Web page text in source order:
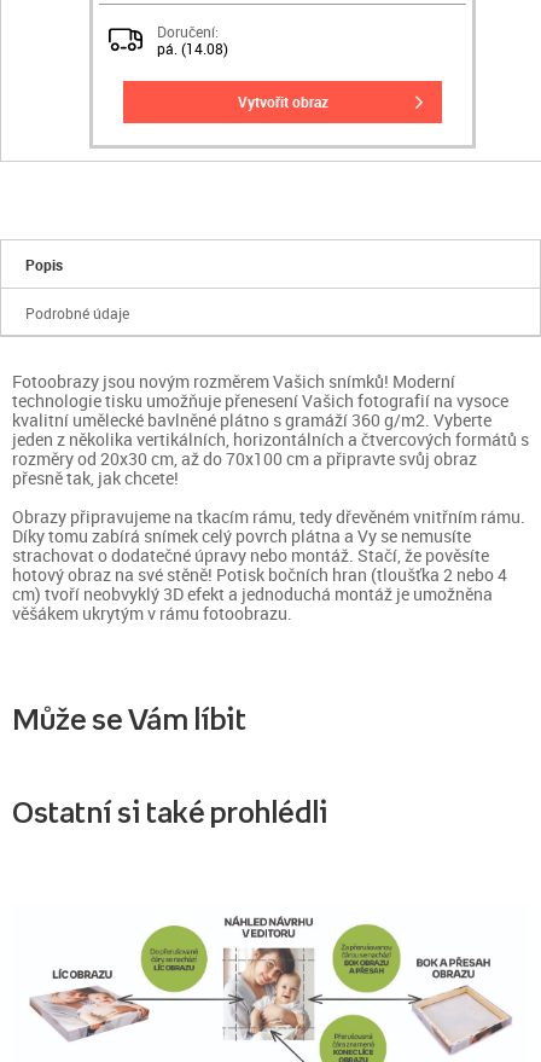
Doručení:
pá. (14.08)
vytvořit obraz
Popis
Podrobné údaje
Fotoobrazy jsou novým rozměrem Vašich snímků! Moderní
technologie tisku umožňuje přenesení Vašich fotografií na vysoce
kvalitní umělecké bavlněné plátno s gramáží 360 g/m2. Vyberte
jeden z několika vertikálních, horizontálních a čtvercových formátů s
rozměry od 20x30 cm, až do 70x100 cm a připravte svůj obraz
přesně tak, jak chcete!
Obrazy připravujeme na tkacím rámu, tedy dřevěném vnitřním rámu.
Díky tomu zabírá snímek celý povrch plátna a Vy se nemusíte
strachovat o dodatečné úpravy nebo montáž. Stačí, že pověsíte
hotový obraz na své stěně! Potisk bočních hran (tloušťka 2 nebo 4
cm) tvoří neobvyklý 3D efekt a jednoduchá montáž je umožněna
věšákem ukrytým v rámu fotoobrazu.
Může se Vám líbit
Ostatní si také prohlédli